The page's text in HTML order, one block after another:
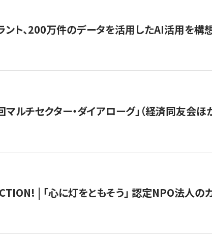
ント、200万件のデータを活用したAI活用を構
ルチセクター・ダイアローグ」（経済同友会
| 「心に灯をともそう」 認定NPO法人の